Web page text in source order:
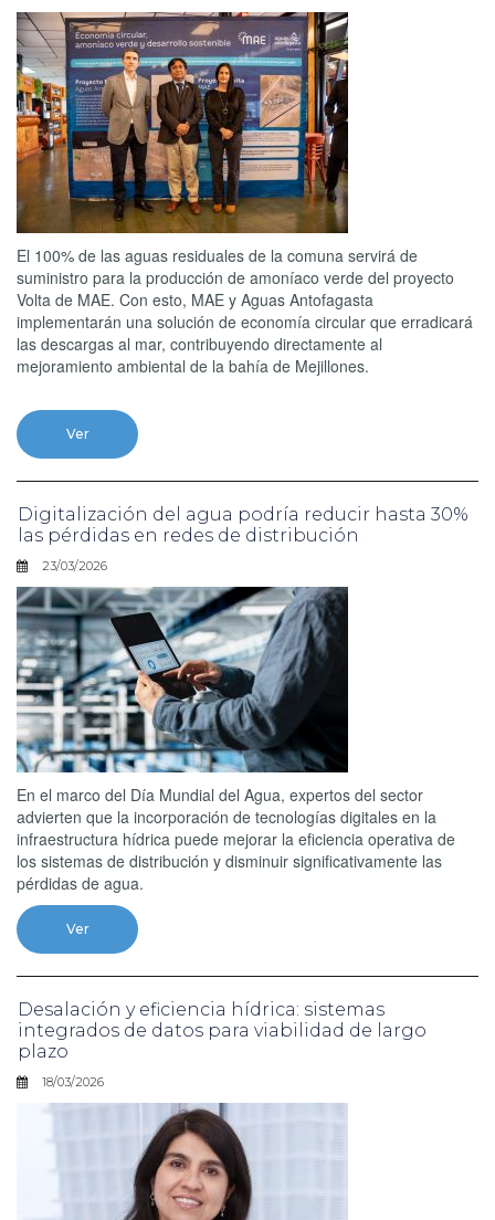
El 100% de las aguas residuales de la comuna servirá de
suministro para la producción de amoníaco verde del proyecto
Volta de MAE. Con esto, MAE y Aguas Antofagasta
implementarán una solución de economía circular que erradicará
las descargas al mar, contribuyendo directamente al
mejoramiento ambiental de la bahía de Mejillones.
Ver
Digitalización del agua podría reducir hasta 30%
las pérdidas en redes de distribución
23/03/2026
En el marco del Día Mundial del Agua, expertos del sector
advierten que la incorporación de tecnologías digitales en la
infraestructura hídrica puede mejorar la eficiencia operativa de
los sistemas de distribución y disminuir significativamente las
pérdidas de agua.
Ver
Desalación y eficiencia hídrica: sistemas
integrados de datos para viabilidad de largo
plazo
18/03/2026